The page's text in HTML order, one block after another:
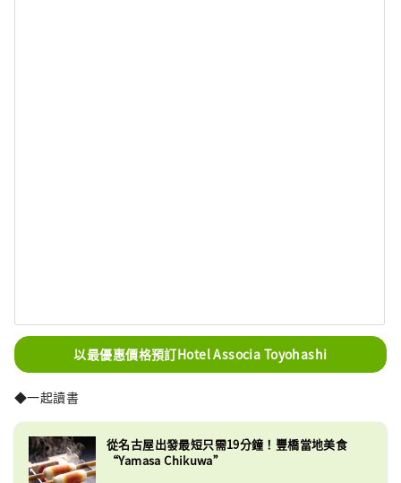
以最優惠價格預訂Hotel Associa Toyohashi
◆一起讀書
從名古屋出發最短只需19分鐘！豐橋當地美食
“Yamasa Chikuwa”